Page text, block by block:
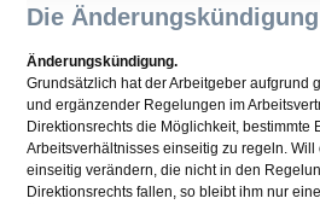
Die Änderungskündigung
Änderungskündigung.
Grundsätzlich hat der Arbeitgeber aufgrund
und ergänzender Regelungen im
Direktionsrechts die Möglichkeit, bestimmte
Arbeitsverhältnisses einseitig zu regeln.
einseitig verändern, die nicht in den
Direktionsrechts fallen, so bleibt ihm nur